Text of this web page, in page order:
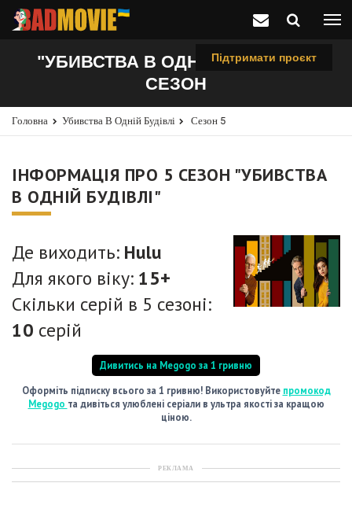
Підтримати проєкт
"УБИВСТВА В ОДНІЙ БУДІВЛІ", 5
СЕЗОН
Головна Убивства В Одній Будівлі Сезон 5
ІНФОРМАЦІЯ ПРО 5 СЕЗОН "УБИВСТВА
В ОДНІЙ БУДІВЛІ"
Де виходить: Hulu
Для якого віку: 15+
Скільки серій в 5 сезоні:
10 серій
Дивитись на Megogo за 1 гривню
Оформіть підписку всього за 1 гривню! Використовуйте промокод
Megogo та дивіться улюблені серіали в ультра якості за кращою
ціною.
РЕКЛАМА